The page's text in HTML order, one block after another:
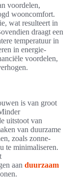
voordelen,
wooncomfort.
wat resulteert in
draagt een
temperatuur in
in energie-
voordelen,
is van groot
uitstoot van
van duurzame
zoals zonne-
te minimaliseren.
aan duurzaam